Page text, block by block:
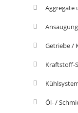
Aggregate
Getriebe /
Kraftstoff-
Öl- /